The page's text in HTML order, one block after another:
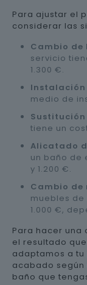
Para ajustar el
considerar las
Cambio
servicio
1.300 €.
medio de
tiene un
Alicatado
un baño de
y 1.200 €.
Cambio de
muebles
1.000 €,
Para hacer
el resultado
adaptamos a
acabado
baño que